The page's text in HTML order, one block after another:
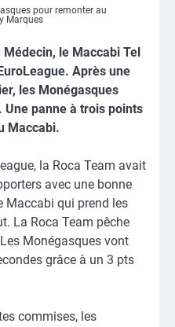
pour remonter au
Marques
le Maccabi Tel
Après une
les Monégasques
panne à trois points
Maccabi.
la Roca Team avait
avec une bonne
Maccabi qui prend les
La Roca Team pêche
Monégasques vont
grâce à un 3 pts
commises, les